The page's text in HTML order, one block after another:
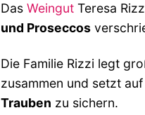
Das WeingutTeresa
und Proseccos
Die Familie Rizzi legt
zusammen und setzt auf
Trauben zu sichern.